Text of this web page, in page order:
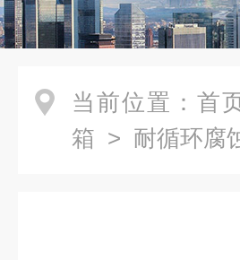
当前位置： 首
箱 > 耐循环腐